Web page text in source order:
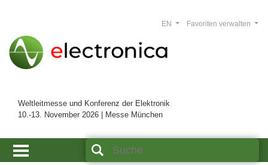
Weltleitmesse und Konferenz der Elektronik
10.-13. November 2026 | Messe München
Favoriten verwalten
EN